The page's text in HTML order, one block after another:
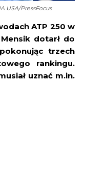
USA/PressFocus
ATP 250 w
dotarł do
trzech
rankingu.
uznać m.in.